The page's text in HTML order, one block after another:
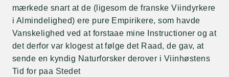
mærkede snart at de (ligesom de franske Viindyrkere
i Almindelighed) ere pure Empirikere, som havde
Vanskelighed ved at forstaae mine Instructioner og at
det derfor var klogest at følge det Raad, de gav, at
sende en kyndig Naturforsker derover i Viinhøstens
Tid for paa Stedet